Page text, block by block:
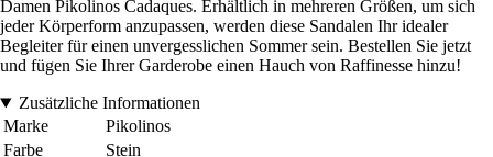
Damen Pikolinos Cadaques. Erhältlich in mehreren Größen, um sich
jeder Körperform anzupassen, werden diese Sandalen Ihr idealer
Begleiter für einen unvergesslichen Sommer sein. Bestellen Sie jetzt
und fügen Sie Ihrer Garderobe einen Hauch von Raffinesse hinzu!
Zusätzliche Informationen
Marke
Pikolinos
Farbe
Stein